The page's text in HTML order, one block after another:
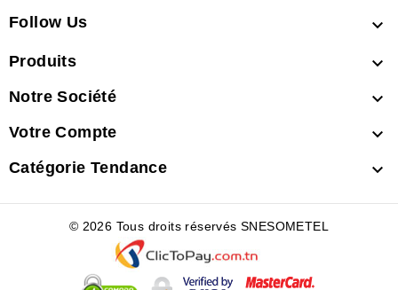
Follow Us 
Produits 
Notre Société 
Votre Compte 
Catégorie Tendance 
© 2026 Tous droits réservés SNESOMETEL